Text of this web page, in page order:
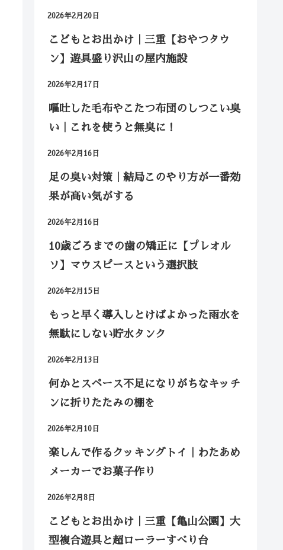
2026年2月20日
こどもとお出かけ｜三重【おやつタウ
ン】遊具盛り沢山の屋内施設
2026年2月17日
嘔吐した毛布やこたつ布団のしつこい臭
い｜これを使うと無臭に！
2026年2月16日
足の臭い対策｜結局このやり方が一番効
果が高い気がする
2026年2月16日
10歳ごろまでの歯の矯正に【プレオル
ソ】マウスピースという選択肢
2026年2月15日
もっと早く導入しとけばよかった雨水を
無駄にしない貯水タンク
2026年2月13日
何かとスペース不足になりがちなキッチ
ンに折りたたみの棚を
2026年2月10日
楽しんで作るクッキングトイ｜わたあめ
メーカーでお菓子作り
2026年2月8日
こどもとお出かけ｜三重【亀山公園】大
型複合遊具と超ローラーすべり台